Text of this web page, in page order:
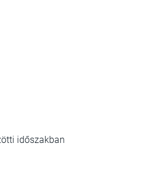
időszakban